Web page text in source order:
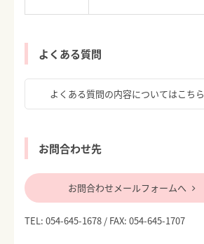
よくある質問
よくある質問の内容についてはこちら
お問合わせ先
お問合わせメールフォームへ
TEL: 054-645-1678 / FAX: 054-645-1707